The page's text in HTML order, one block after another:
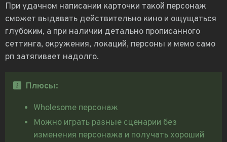
При удачном написании карточки такой персонаж
сможет выдавать действительно кино и ощущаться
глубоким, а при наличии детально прописанного
сеттинга, окружения, локаций, персоны и мемо само
рп затягивает надолго.
Плюсы:
Wholesome персонаж
Можно играть разные сценарии без
изменения персонажа и получать хороший